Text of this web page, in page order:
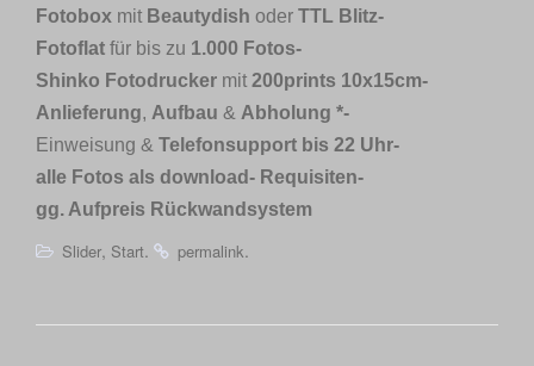
Fotobox mit Beautydish oder TTL Blitz-
Fotoflat für bis zu 1.000 Fotos-
Shinko Fotodrucker mit 200prints 10x15cm-
Anlieferung, Aufbau & Abholung *-
Einweisung & Telefonsupport bis 22 Uhr-
alle Fotos als download- Requisiten-
gg. Aufpreis Rückwandsystem
Slider, Start. permalink.